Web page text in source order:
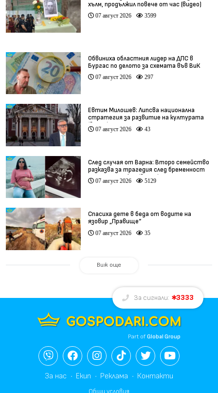
хълм, продължил повече от час (видео)
07 август 2026 3599
Обвиниха областния лидер на ДПС в
Бургас по делото за схемата във ВиК
07 август 2026 297
Евтим Милошев: Липсва национална
стратегия за развитие на културата
(видео)
07 август 2026 43
След случая от Варна: Второ семейство
разказва за трагедия след бременност
при същия лекар (видео)
07 август 2026 5129
Спасиха дете в беда от водите на
язовир „Правище“
07 август 2026 35
Виж още
За сигнали: 3333
Part ofGlobal Group
За нас Екип Реклама Контакти
Общи условия